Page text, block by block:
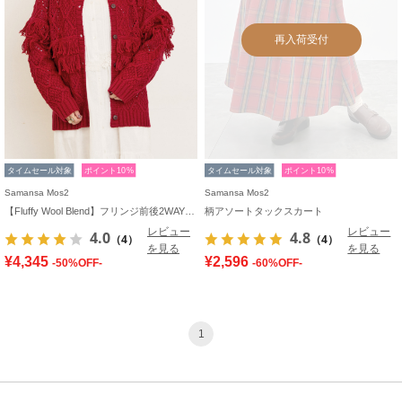
タイムセール対象 ポイント10%
Samansa Mos2
4.0 （4）
レビュー
を見る
¥4,345 -50%OFF-
再入荷受付
タイムセール対象 ポイント10%
Samansa Mos2
柄アソートタックスカート
4.8 （4）
レビュー
を見る
¥2,596 -60%OFF-
1